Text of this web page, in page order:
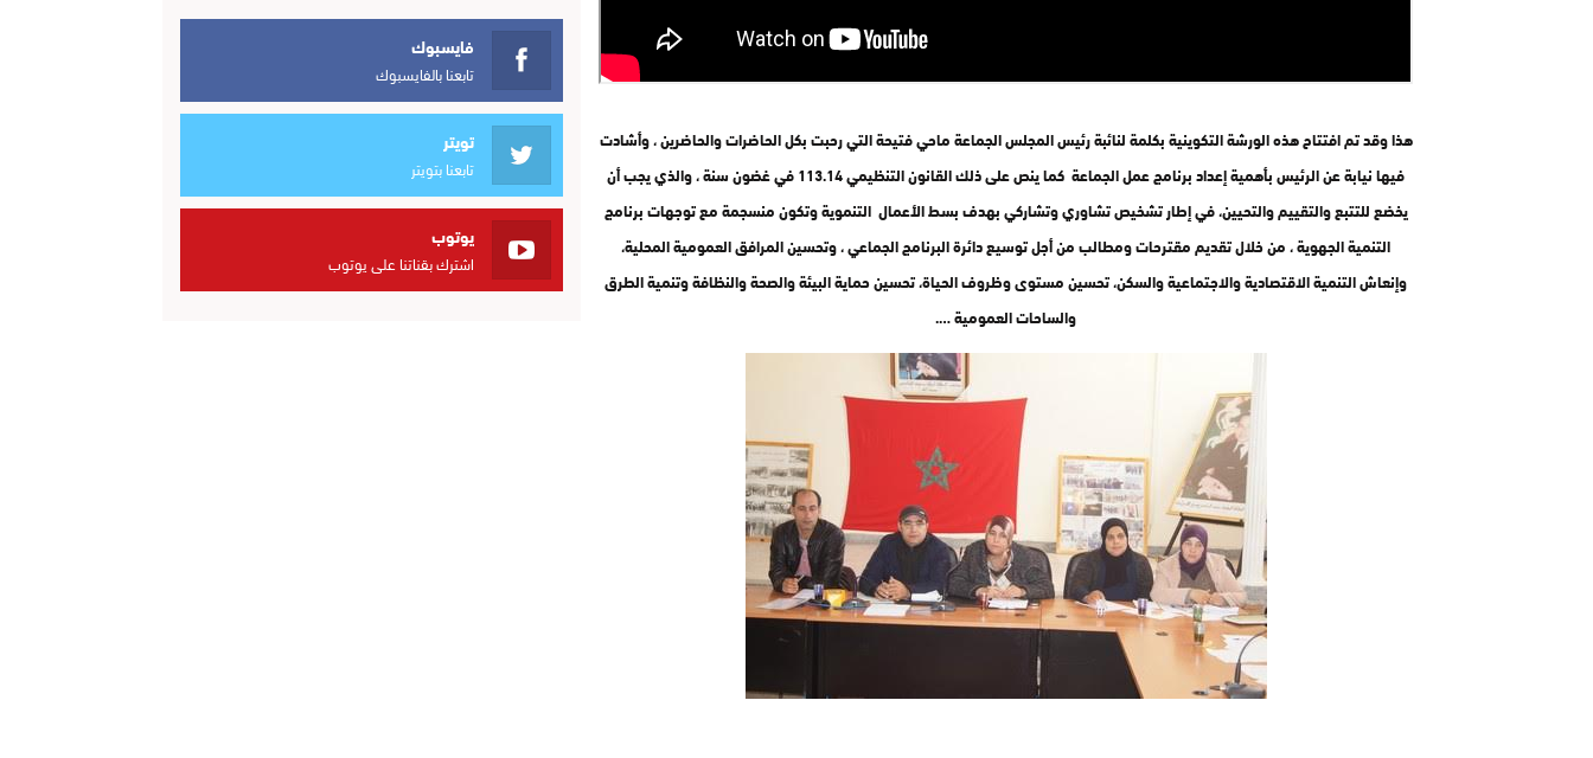
هذا وقد تم افتتاح هذه الورشة التكوينية بكلمة لنائبة رئيس المجلس الجماعة ماحي فتيحة التي رحبت بكل الحاضرات والحاضرين ، وأشادت
فيها نيابة عن الرئيس بأهمية إعداد برنامج عمل الجماعة كما ينص على ذلك القانون التنظيمي 113.14 في غضون سنة ، والذي يجب أن
يخضع للتتبع والتقييم والتحيين، في إطار تشخيص تشاوري وتشاركي بهدف بسط الأعمال التنموية وتكون منسجمة مع توجهات برنامج
التنمية الجهوية ، من خلال تقديم مقترحات ومطالب من أجل توسيع دائرة البرنامج الجماعي ، وتحسين المرافق العمومية المحلية،
وإنعاش التنمية الاقتصادية والاجتماعية والسكن، تحسين مستوى وظروف الحياة، تحسين حماية البيئة والصحة والنظافة وتنمية الطرق
والساحات العمومية ….
فايسبوك
تابعنا بالفايسبوك
تويتر
تابعنا بتويتر
يوتوب
اشترك بقناتنا على يوتوب